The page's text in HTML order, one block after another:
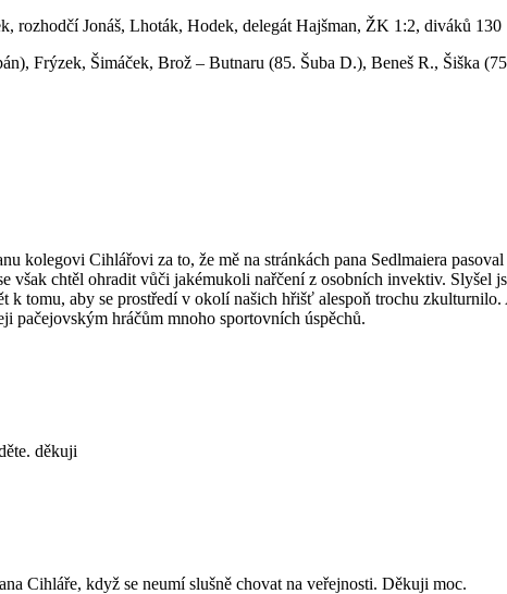
rozhodčí Jonáš, Lhoták, Hodek, delegát Hajšman, ŽK 1:2, diváků 130
Frýzek, Šimáček, Brož – Butnaru (85. Šuba D.), Beneš R., Šiška
kolegovi Cihlářovi za to, že mě na stránkách pana Sedlmaiera
však chtěl ohradit vůči jakémukoli nařčení z osobních invektiv. Slyšel
k tomu, aby se prostředí v okolí našich hřišť alespoň trochu
pačejovským hráčům mnoho sportovních úspěchů.
děkuji
Cihláře, když se neumí slušně chovat na veřejnosti. Děkuji moc.